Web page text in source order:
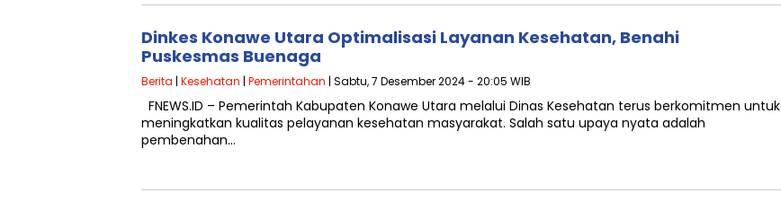
Dinkes Konawe Utara Optimalisasi Layanan Kesehatan, Benahi
Puskesmas Buenaga
Berita | Kesehatan | Pemerintahan | Sabtu, 7 Desember 2024 - 20:05 WIB
FNEWS.ID – Pemerintah Kabupaten Konawe Utara melalui Dinas Kesehatan terus berkomitmen untuk
meningkatkan kualitas pelayanan kesehatan masyarakat. Salah satu upaya nyata adalah
pembenahan…